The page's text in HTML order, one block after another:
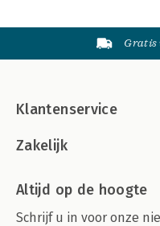
Gratis
Klantenservice
Zakelijk
Altijd op de hoogte
Schrijf u in voor onze